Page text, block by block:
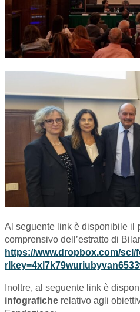
Al seguente link è disponibile il
comprensivo dell’estratto di
https://www.dropbox.com/scl/
Inoltre, al seguente link è
infografiche relativo agli